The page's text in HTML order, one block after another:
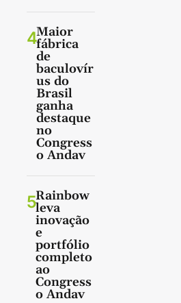
4Maior
fábrica
de
baculovír
us do
Brasil
ganha
destaque
no
Congress
o Andav
5Rainbow
leva
inovação
e
portfólio
completo
ao
Congress
o Andav